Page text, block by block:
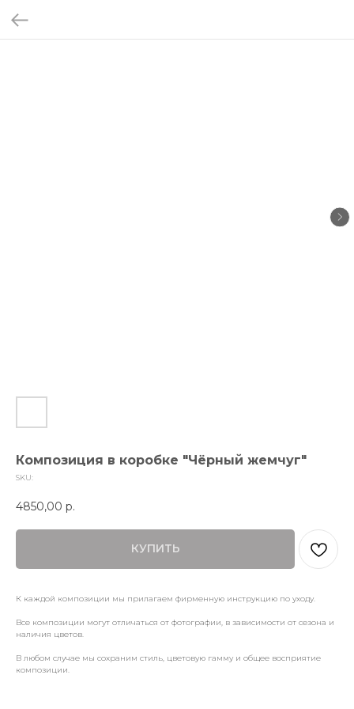
Композиция в коробке "Чёрный жемчуг"
SKU:
4850,00 р.
КУПИТЬ
К каждой композиции мы прилагаем фирменную инструкцию по уходу.
Все композиции могут отличаться от фотографии, в зависимости от сезона и
наличия цветов.
В любом случае мы сохраним стиль, цветовую гамму и общее восприятие
композиции.